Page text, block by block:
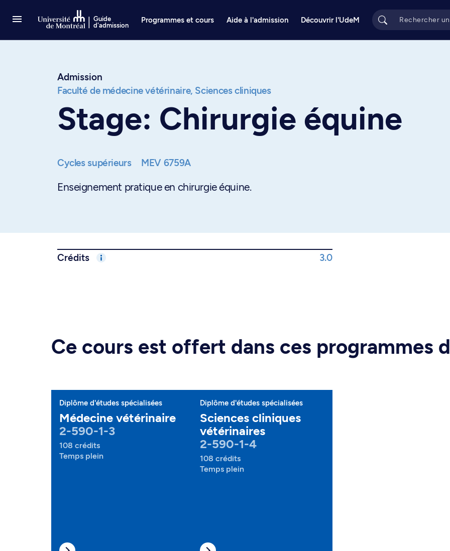
Guide
d'admission
Programmes et cours Aide à l'admission Découvrir l'UdeM
Admission
Faculté de médecine vétérinaire, Sciences cliniques
Stage: Chirurgie équine
Cycles supérieurs MEV 6759A
Enseignement pratique en chirurgie équine.
Crédits 3.0
Ce cours est offert dans ces programmes
Diplôme d'études spécialisées
Médecine vétérinaire
2-590-1-3
108 crédits
Temps plein
Diplôme d'études spécialisées
Sciences cliniques
vétérinaires
2-590-1-4
108 crédits
Temps plein